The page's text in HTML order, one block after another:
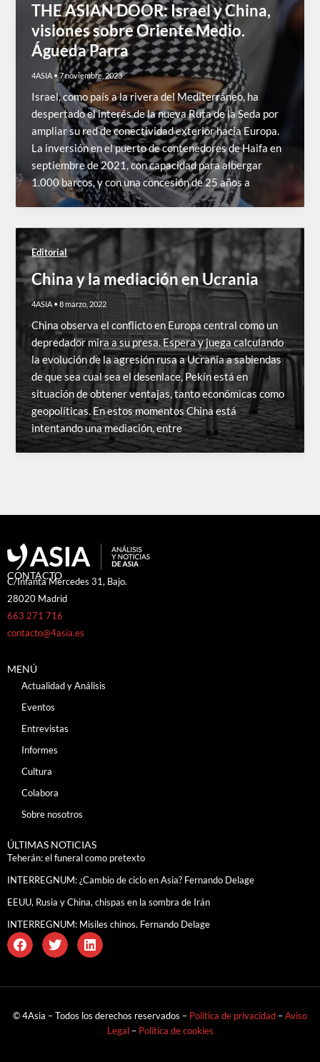
THE ASIAN DOOR: Israel y China,
visiones sobre Oriente Medio.
Águeda Parra
4ASIA •7 noviembre, 2023
Israel, como país a la rivera del Mediterráneo, ha
despertado el interés de la nueva Ruta de la Seda por
ampliar su red de conectividad exterior hacia Europa.
La inversión en el puerto de contenedores de Haifa en
septiembre de 2021, con capacidad para albergar
1.000 barcos, y con una concesión de 25 años a
Editorial
China y la mediación en Ucrania
4ASIA •8 marzo, 2022
China observa el conflicto en Europa central como un
depredador mira a su presa. Espera y juega calculando
la evolución de la agresión rusa a Ucrania a sabiendas
de que sea cual sea el desenlace, Pekín está en
situación de obtener ventajas, tanto económicas como
geopolíticas. En estos momentos China está
intentando una mediación, entre
CONTACTO
C/Infanta Mercedes 31, Bajo.
28020 Madrid
663 271 716
contacto@4asia.es
MENÚ
Actualidad y Análisis
Eventos
Entrevistas
Informes
Cultura
Colabora
Sobre nosotros
ÚLTIMAS NOTICIAS
Teherán: el funeral como pretexto
INTERREGNUM: ¿Cambio de ciclo en Asia? Fernando Delage
EEUU, Rusia y China, chispas en la sombra de Irán
INTERREGNUM: Misiles chinos. Fernando Delage
© 4Asia – Todos los derechos reservados – Política de privacidad –Aviso
Legal – Política de cookies